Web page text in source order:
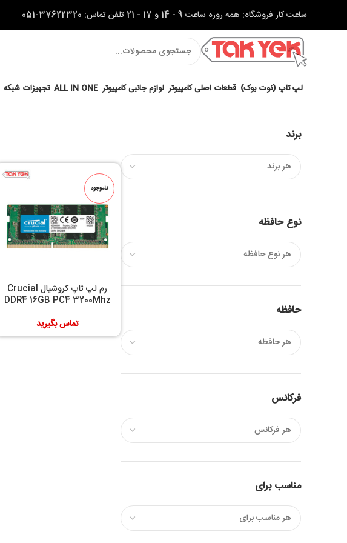
ساعت کار فروشگاه: همه روزه ساعت 9 - 14 و 17 - 21 تلفن تماس: 37622320-051
لپ تاپ (نوت بوک) قطعات اصلی کامپیوتر لوازم جانبی کامپیوتر ALL IN ONE تجهیزات شبکه
برند
نوع حافظه
حافظه
فرکانس
مناسب برای
ناموجود
رم لپ تاپ کروشیال Crucial
DDR4 16GB PC4 3200Mhz
تماس بگیرید